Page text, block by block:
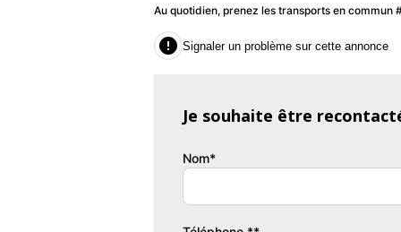
en hauteur,Clim automatique bi-
tours,Configuration 5
couleur,ESP,Essuie-glace arrière,Feux
Pour vous offrir un accompagnement
- Découvrir le véhicule en VISIO sur tous
Au quotidien, prenez les transports en commun
 Signaler un problème sur cette annonce
Je souhaite être
Nom*